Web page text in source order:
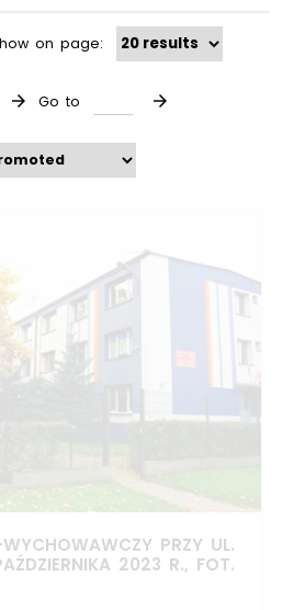
on page:
arrow_forward Go to arrow_forward
PRZY UL.
2023 R., FOT.